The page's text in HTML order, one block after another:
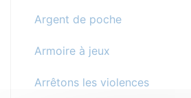
Argent de poche
Armoire à jeux
Arrêtons les violences